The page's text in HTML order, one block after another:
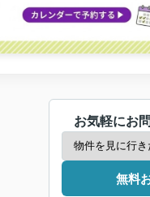
お気軽にお
無料